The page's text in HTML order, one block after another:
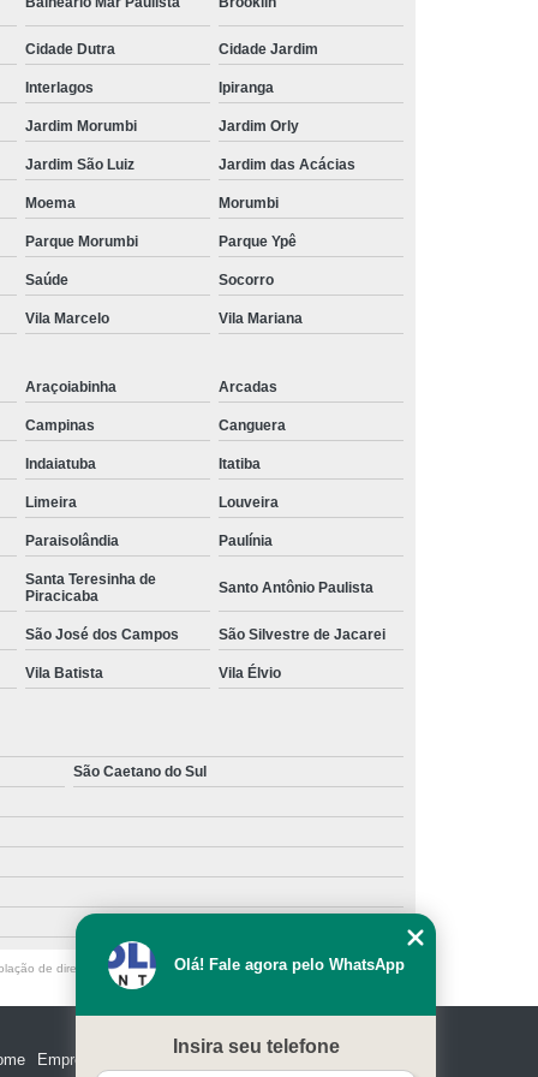
Cidade Dutra Cidade Jardim
Interlagos Ipiranga
Jardim Morumbi Jardim Orly
Jardim São Luiz Jardim das Acácias
Moema Morumbi
Parque Morumbi Parque Ypê
Saúde Socorro
Vila Marcelo Vila Mariana
Araçoiabinha Arcadas
Campinas Canguera
Indaiatuba Itatiba
Limeira Louveira
Paraisolândia Paulínia
Santa Teresinha de
Piracicaba
Santo Antônio Paulista
São José dos Campos São Silvestre de Jacarei
Vila Batista Vila Élvio
São Caetano do Sul
de direito autoral – artigo 184 do Código Penal –Lei 9610/98 - Lei
Empresa Serviços Contato Mapa do site
Olá! Fale agora pelo WhatsApp
Insira seu telefone